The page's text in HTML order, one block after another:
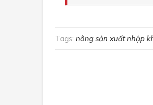
Tags: nông sản xuất nhập